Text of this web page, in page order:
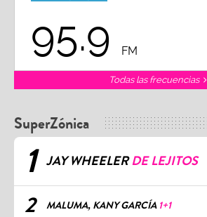
95.9 FM
Todas las frecuencias
SuperZónica
1 JAY WHEELERDE LEJITOS
2 MALUMA, KANY GARCÍA 1+1